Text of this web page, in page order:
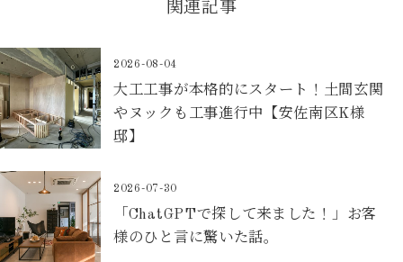
関連記事
2026-08-04
大工工事が本格的にスタート！土間玄関
やヌックも工事進行中【安佐南区K様
邸】
2026-07-30
「ChatGPTで探して来ました！」お客
様のひと言に驚いた話。